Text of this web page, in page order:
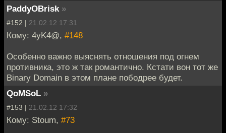
PaddyOBrisk »
#152 | 21.02.12 17:31
Кому: 4yK4@, #148
Особенно важно выяснять отношения под огнем
противника, это ж так романтично. Кстати вон тот же
Binary Domain в этом плане пободрее будет.
QoMSoL »
#153 | 21.02.12 17:32
Кому: Stoum, #73